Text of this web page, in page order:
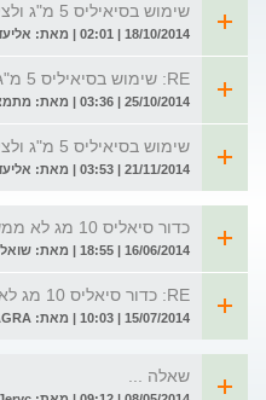
שימוש בסיאיליס 5 מ"ג ולצידו כדור שינה/נוגד חרדה
18/10/2014 | 02:01 | מאת: אליעד
RE: שימוש בסיאיליס 5 מ"ג ולצידו כדור שינה/נוגד חרד
25/10/2014 | 03:36 | מאת: מתמצא
שימוש בסיאיליס 5 מ"ג ולצידו כדור שינה/נוגד חרדה
21/11/2014 | 03:53 | מאת: אליעד
כדור סיאליס 10 מג לא ממש עזר
16/06/2014 | 18:55 | מאת: שואל
RE: כדור סיאליס 10 מג לא ממש עזר
15/07/2014 | 10:03 | מאת: VIAGRA
שאלה ...